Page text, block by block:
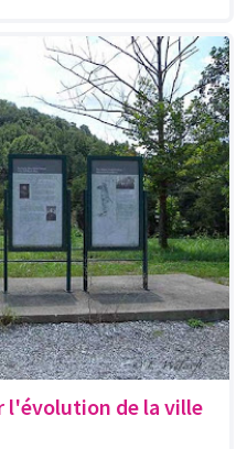
l'évolution de la ville